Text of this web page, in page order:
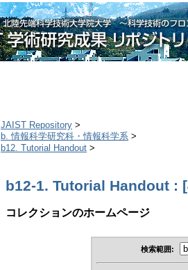
JAIST Repository >
b. 情報科学研究科・情報科学系 >
b12. Tutorial Handout >
b12-1. Tutorial Handout :
コレクションのホームページ
検索範囲: